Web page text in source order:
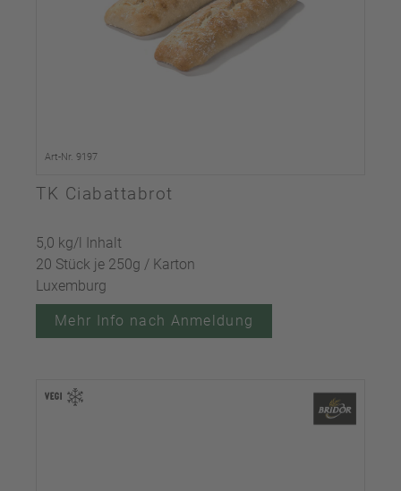
Art-Nr. 9197
TK Ciabattabrot
5,0 kg/l Inhalt
20 Stück je 250g / Karton
Luxemburg
Mehr Info nach Anmeldung